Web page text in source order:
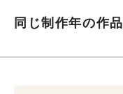
同じ制作年の作品